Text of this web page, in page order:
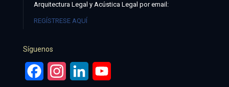
Arquitectura Legal y Acústica Legal por email:
REGÍSTRESE AQUÍ
Síguenos
FacebookInstagramLinkedIn